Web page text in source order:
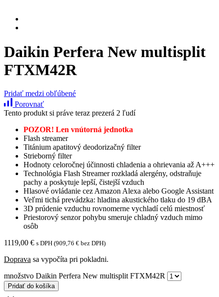
Daikin Perfera New multisplit
FTXM42R
Pridať medzi obľúbené
Porovnať
Tento produkt si práve teraz prezerá 2 ľudí
POZOR! Len vnútorná jednotka
Flash streamer
Titánium apatitový deodorizačný filter
Strieborný filter
Hodnoty celoročnej účinnosti chladenia a ohrievania až A+++
Technológia Flash Streamer rozkladá alergény, odstraňuje
pachy a poskytuje lepší, čistejší vzduch
Hlasové ovládanie cez Amazon Alexa alebo Google Assistant
Veľmi tichá prevádzka: hladina akustického tlaku do 19 dBA
3D prúdenie vzduchu rovnomerne vychladí celú miestnosť
Priestorový senzor pohybu smeruje chladný vzduch mimo
osôb
1119,00 € s DPH (909,76 € bez DPH)
Doprava sa vypočíta pri pokladni.
množstvo Daikin Perfera New multisplit FTXM42R
Pridať do košíka